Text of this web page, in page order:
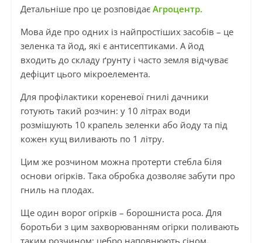
Детальніше про це розповідає Агроцентр.
Мова йде про одних із найпростіших засобів – це
зеленка та йод, які є антисептиками. А йод
входить до складу ґрунту і часто земля відчуває
дефіцит цього мікроелемента.
Для профілактики кореневої гнилі дачники
готують такий розчин: у 10 літрах води
розмішують 10 крапель зеленки або йоду та під
кожен кущ виливають по 1 літру.
Цим же розчином можна протерти стебла біля
основи огірків. Така обробка дозволяє забути про
гниль на плодах.
Ще один ворог огірків – борошниста роса. Для
боротьби з цим захворюванням огірки поливають